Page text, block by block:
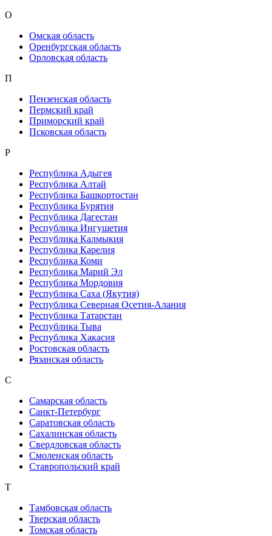
О
Омская область
Оренбургская область
Орловская область
П
Пензенская область
Пермский край
Приморский край
Псковская область
Р
Республика Адыгея
Республика Алтай
Республика Башкортостан
Республика Бурятия
Республика Дагестан
Республика Ингушетия
Республика Калмыкия
Республика Карелия
Республика Коми
Республика Марий Эл
Республика Мордовия
Республика Саха (Якутия)
Республика Северная Осетия-Алания
Республика Татарстан
Республика Тыва
Республика Хакасия
Ростовская область
Рязанская область
С
Самарская область
Санкт-Петербург
Саратовская область
Сахалинская область
Свердловская область
Смоленская область
Ставропольский край
Т
Тамбовская область
Тверская область
Томская область